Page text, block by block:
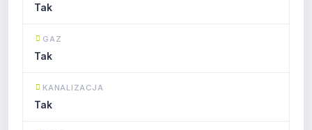
Tak
GAZ
Tak
KANALIZACJA
Tak